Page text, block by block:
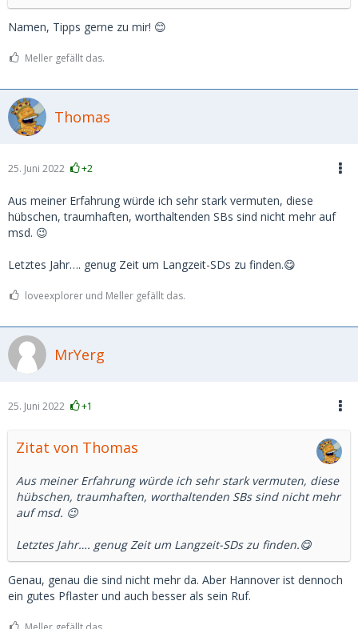
Namen, Tipps gerne zu mir! 😊
Meller gefällt das.
Thomas
25. Juni 2022 +2
Aus meiner Erfahrung würde ich sehr stark vermuten, diese
hübschen, traumhaften, worthaltenden SBs sind nicht mehr auf
msd. 😉
Letztes Jahr…. genug Zeit um Langzeit-SDs zu finden.😋
loveexplorer und Meller gefällt das.
MrYerg
25. Juni 2022 +1
Zitat von Thomas
Aus meiner Erfahrung würde ich sehr stark vermuten, diese
hübschen, traumhaften, worthaltenden SBs sind nicht mehr
auf msd. 😉
Letztes Jahr…. genug Zeit um Langzeit-SDs zu finden.😋
Genau, genau die sind nicht mehr da. Aber Hannover ist dennoch
ein gutes Pflaster und auch besser als sein Ruf.